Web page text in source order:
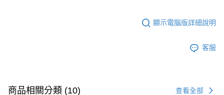
顯示電腦版詳細說明
客服
商品相關分類 (10) 查看全部